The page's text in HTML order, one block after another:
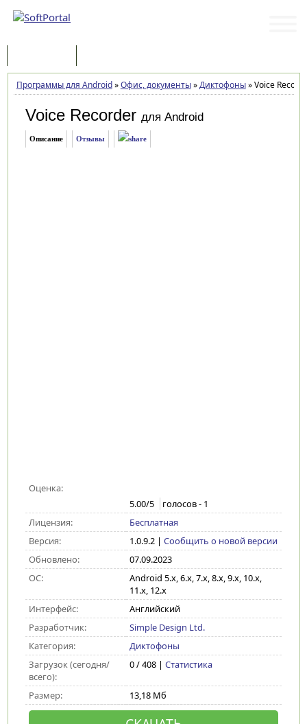
Программы для Android»Офис, документы»Диктофоны»Voice
Voice Recorder для Android
Описание Отзывы
Оценка:
5.00/5 голосов - 1
Лицензия:
Бесплатная
Версия:
1.0.9.2| Сообщить о новой версии
Обновлено:
07.09.2023
ОС:
Android 5.x, 6.x, 7.x, 8.x, 9.x, 10.x,
11.x, 12.x
Интерфейс:
Английский
Разработчик:
Simple Design Ltd.
Категория:
Диктофоны
Загрузок (сегодня/
всего):
0 / 408 | Статистика
Размер: 13,18 Мб